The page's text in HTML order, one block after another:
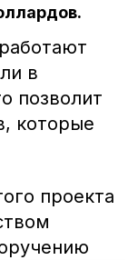
в
позволит
которые
проекта